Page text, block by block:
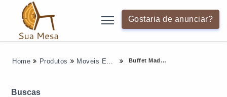
Gostaria de anunciar?
Home Produtos Moveis Em Geral - Categoria Buffet Madeira De Demolição
Buscas